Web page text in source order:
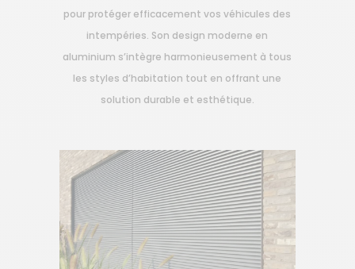
pour protéger efficacement vos véhicules des
intempéries. Son design moderne en
aluminium s’intègre harmonieusement à tous
les styles d’habitation tout en offrant une
solution durable et esthétique.